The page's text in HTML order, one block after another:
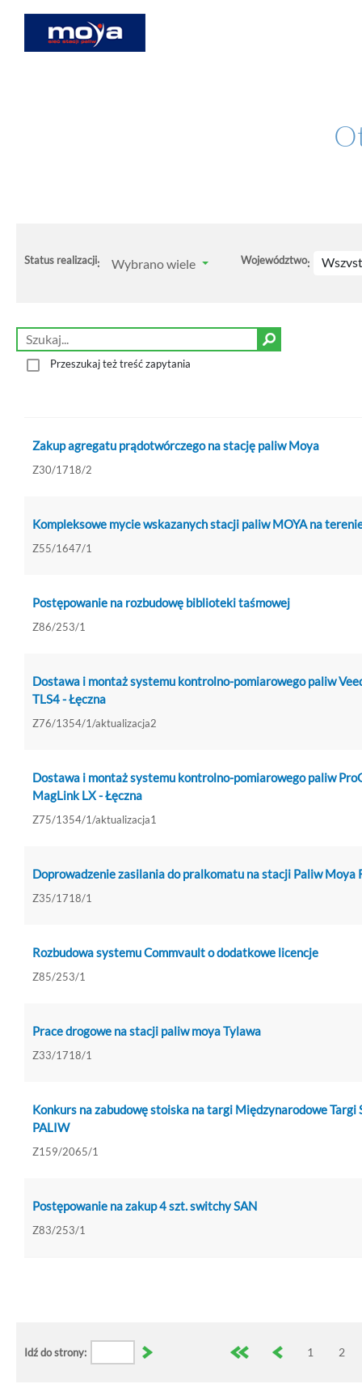
Status realizacji: Wybrano wiele Województwo:
Przeszukaj też treść zapytania
Zakup agregatu prądotwórczego na stację paliw Moya
Z30/1718/2
Kompleksowe mycie wskazanych stacji paliw MOYA na
Z55/1647/1
Postępowanie na rozbudowę biblioteki taśmowej
Z86/253/1
Dostawa i montaż systemu kontrolno-pomiarowego paliw
TLS4 - Łęczna
Z76/1354/1/aktualizacja2
Dostawa i montaż systemu kontrolno-pomiarowego paliw
MagLink LX - Łęczna
Z75/1354/1/aktualizacja1
Doprowadzenie zasilania do pralkomatu na stacji Paliw Moya
Z35/1718/1
Rozbudowa systemu Commvault o dodatkowe licencje
Z85/253/1
Prace drogowe na stacji paliw moya Tylawa
Z33/1718/1
Konkurs na zabudowę stoiska na targi Międzynarodowe Targi
PALIW
Z159/2065/1
Postępowanie na zakup 4 szt. switchy SAN
Z83/253/1
Idź do strony: 1 2